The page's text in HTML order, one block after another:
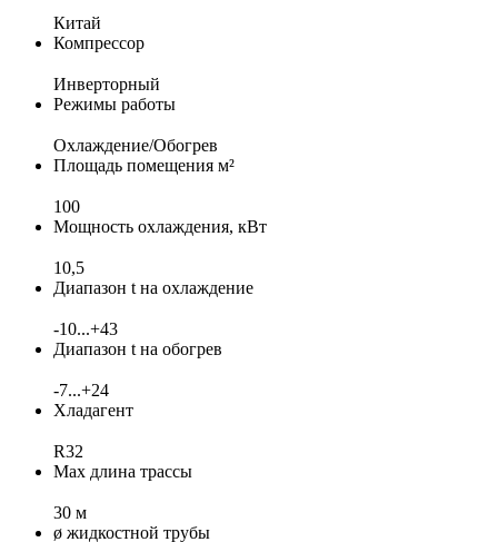
Китай
Компрессор
Инверторный
Режимы работы
Охлаждение/Обогрев
Площадь помещения м²
100
Мощность охлаждения, кВт
10,5
Диапазон t на охлаждение
-10...+43
Диапазон t на обогрев
-7...+24
Хладагент
R32
Max длина трассы
30 м
ø жидкостной трубы